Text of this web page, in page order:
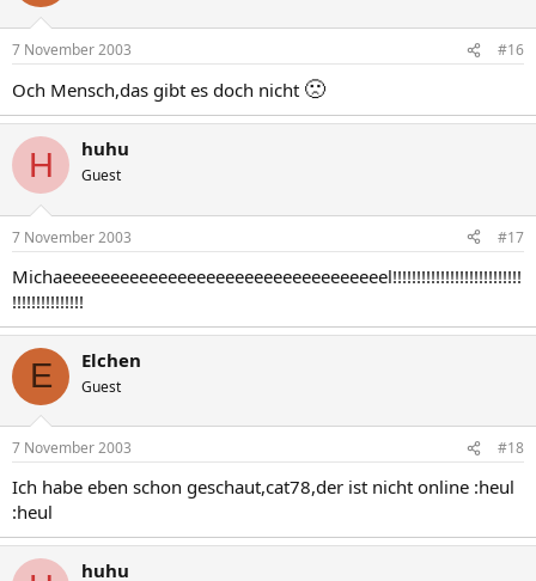
7 November 2003 #16
Och Mensch,das gibt es doch nicht 🙁
H huhu
Guest
7 November 2003 #17
Michaeeeeeeeeeeeeeeeeeeeeeeeeeeeeeeeeeel!!!!!!!!!!!!!!!!!!!!!!!!!!!
!!!!!!!!!!!!!!!
E Elchen
Guest
7 November 2003 #18
Ich habe eben schon geschaut,cat78,der ist nicht online :heul
:heul
huhu